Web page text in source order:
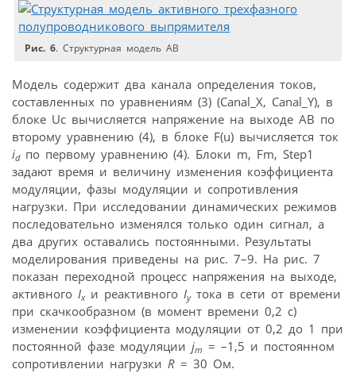
Рис. 6. Структурная модель АВ
Модель содержит два канала определения токов,
составленных по уравнениям (3) (Сanal_X, Canal_Y), в
блоке Uc вычисляется напряжение на выходе АB по
второму уравнению (4), в блоке F(u) вычисляется ток
id по первому уравнению (4). Блоки m, Fm, Step1
задают время и величину изменения коэффициента
модуляции, фазы модуляции и сопротивления
нагрузки. При исследовании динамических режимов
последовательно изменялся только один сигнал, а
два других оставались постоянными. Результаты
моделирования приведены на рис. 7–9. На рис. 7
показан переходной процесс напряжения на выходе,
активного Ixи реактивного Iyтока в сети от времени
при скачкообразном (в момент времени 0,2 с)
изменении коэффициента модуляции от 0,2 до 1 при
постоянной фазе модуляции jm = –1,5 и постоянном
сопротивлении нагрузки R = 30 Ом.